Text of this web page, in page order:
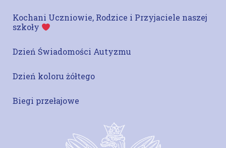
Kochani Uczniowie, Rodzice i Przyjaciele naszej
szkoły
Dzień Świadomości Autyzmu
Dzień koloru żółtego
Biegi przełajowe